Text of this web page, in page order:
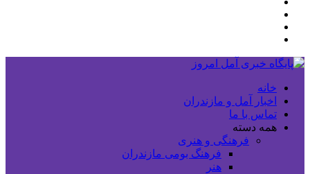
خانه
اخبار آمل و مازندران
تماس با ما
همه دسته
فرهنگی و هنری
فرهنگ بومی مازندران
هنر